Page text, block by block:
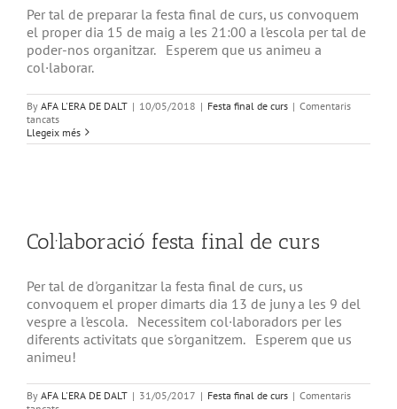
Per tal de preparar la festa final de curs, us convoquem
el proper dia 15 de maig a les 21:00 a l'escola per tal de
poder-nos organitzar. Esperem que us animeu a
col·laborar.
By AFA L'ERA DE DALT | 10/05/2018 | Festa final de curs | Comentaris
tancatsa
ORGANITZACIÓ
FESTA
Llegeix més
Col·laboració festa final de curs
Per tal de d'organitzar la festa final de curs, us
convoquem el proper dimarts dia 13 de juny a les 9 del
vespre a l'escola. Necessitem col·laboradors per les
diferents activitats que s'organitzem. Esperem que us
animeu!
By AFA L'ERA DE DALT | 31/05/2017 | Festa final de curs | Comentaris